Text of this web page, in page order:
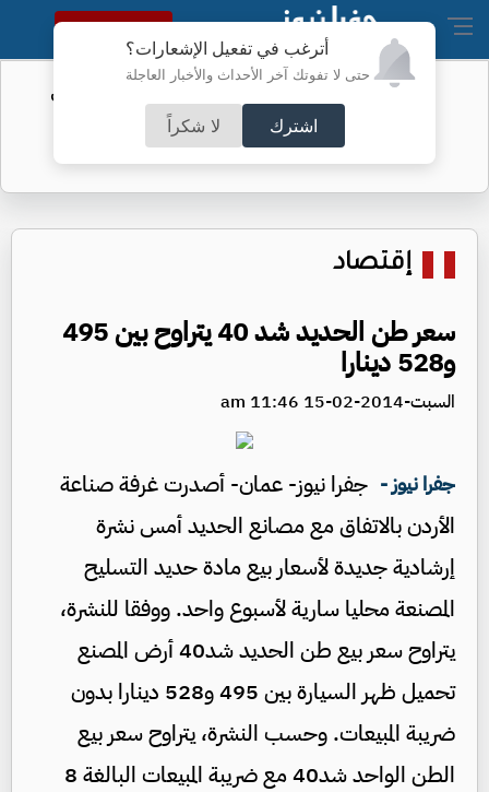
أترغب في تفعيل الإشعارات؟
حتى لا تفوتك آخر الأحداث والأخبار العاجلة
اشترك لا شكراً
النسخة الكاملة
الفيفا يحول مستحقات الأردن المالية من
كأس العرب
إقتصاد
سعر طن الحديد شد 40 يتراوح بين 495
و528 دينارا
السبت-2014-02-15 11:46 am
جفرا نيوز - جفرا نيوز- عمان- أصدرت غرفة صناعة
الأردن بالاتفاق مع مصانع الحديد أمس نشرة
إرشادية جديدة لأسعار بيع مادة حديد التسليح
المصنعة محليا سارية لأسبوع واحد. ووفقا للنشرة،
يتراوح سعر بيع طن الحديد شد40 أرض المصنع
تحميل ظهر السيارة بين 495 و528 دينارا بدون
ضريبة المبيعات. وحسب النشرة، يتراوح سعر بيع
الطن الواحد شد40 مع ضريبة المبيعات البالغة 8